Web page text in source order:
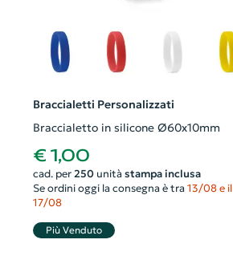
Braccialetti Personalizzati
Braccialetto in silicone Ø60x10mm
€ 1,00
cad. per 250unità stampa inclusa
Se ordini oggi la consegna è tra 13/08 e il
17/08
Più Venduto